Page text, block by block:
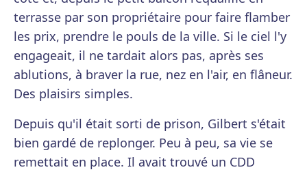
terrasse par son propriétaire pour faire flamber
les prix, prendre le pouls de la ville. Si le ciel l'y
engageait, il ne tardait alors pas, après ses
ablutions, à braver la rue, nez en l'air, en flâneur.
Des plaisirs simples.
Depuis qu'il était sorti de prison, Gilbert s'était
bien gardé de replonger. Peu à peu, sa vie se
remettait en place. Il avait trouvé un CDD